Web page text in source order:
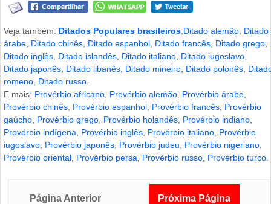
Veja também: Ditados Populares brasileiros Ditado alemão Ditado
árabe Ditado chinês Ditado espanhol Ditado francês Ditado grego
Ditado inglês Ditado islandês Ditado italiano Ditado iugoslavo
Ditado japonês Ditado libanês Ditado mineiro Ditado polonês
romeno Ditado russo
E mais: Provérbio africano Provérbio alemão Provérbio árabe
Provérbio chinês Provérbio espanhol Provérbio francês Provérbio
gaúcho Provérbio grego Provérbio holandês Provérbio indiano
Provérbio indígena
Provérbio inglês Provérbio italiano Provérbio
iugoslavo Provérbio japonês Provérbio judeu Provérbio nigeriano
Provérbio oriental Provérbio persa Provérbio russo Provérbio turco
Página Anterior Próxima Página